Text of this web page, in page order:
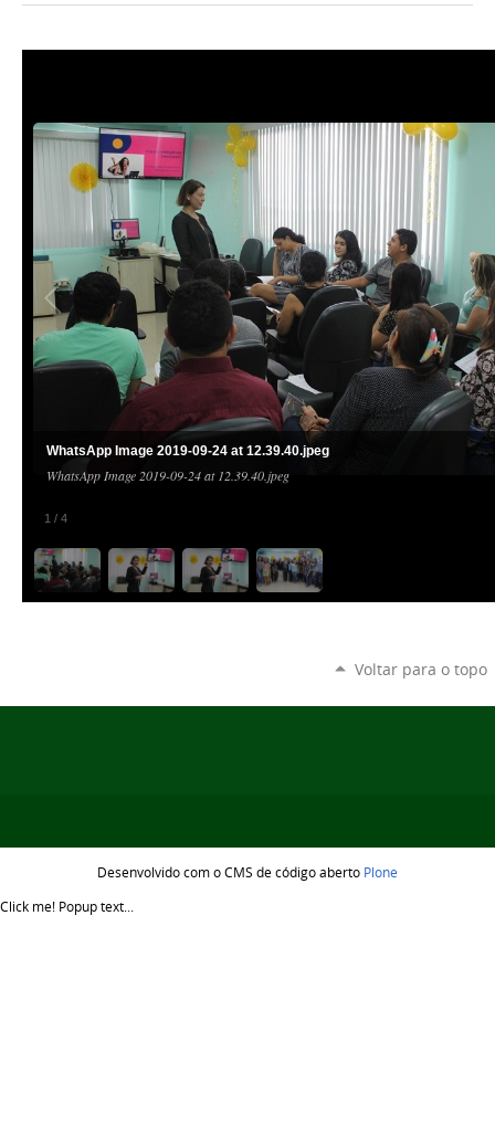
1 / 4
WhatsApp Image 2019-09-24 at 12.39.40.jpeg
WhatsApp Image 2019-09-24 at 12.39.40.jpeg
Voltar para o topo
Desenvolvido com o CMS de código aberto Plone
Click me! Popup text...